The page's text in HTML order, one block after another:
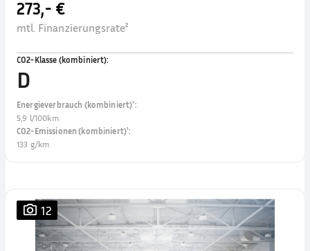
273,- €
mtl. Finanzierungsrate²
CO2-Klasse (kombiniert):
D
Energieverbrauch (kombiniert)¹:
5,9 l/100km
CO2-Emissionen (kombiniert)¹:
133 g/km
12